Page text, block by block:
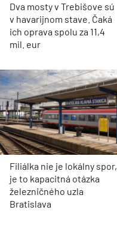
Dva mosty v Trebišove sú
v havarijnom stave. Čaká
ich oprava spolu za 11,4
mil. eur
Filiálka nie je lokálny spor,
je to kapacitná otázka
železničného uzla
Bratislava